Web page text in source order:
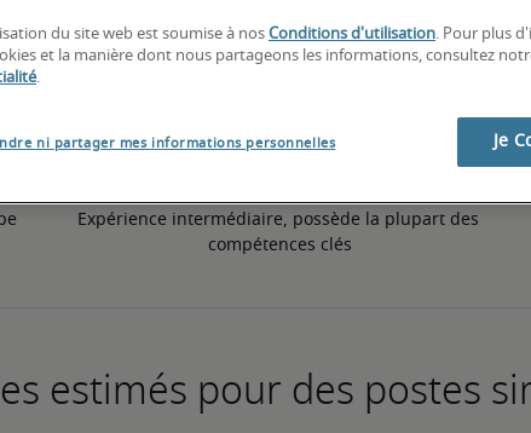
Expérience intermédiaire, possède la plupart des
compétences clés
estimés pour des postes
du site web est soumise à nos Conditions d'utilisation. Pour plus
et la manière dont nous partageons les informations, consultez
.
ni partager mes informations personnelles Je